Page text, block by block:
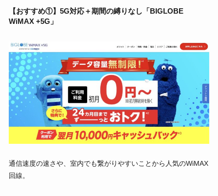
【おすすめ①】5G対応＋期間の縛りなし「BIGLOBE
WiMAX +5G」
通信速度の速さや、室内でも繋がりやすいことから人気のWiMAX
回線。